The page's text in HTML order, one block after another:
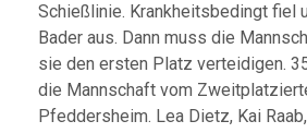
Schießlinie. Krankheitsbedingt fiel
Bader aus. Dann muss die
sie den ersten Platz verteidigen.
die Mannschaft vom
Pfeddersheim. Lea Dietz, Kai